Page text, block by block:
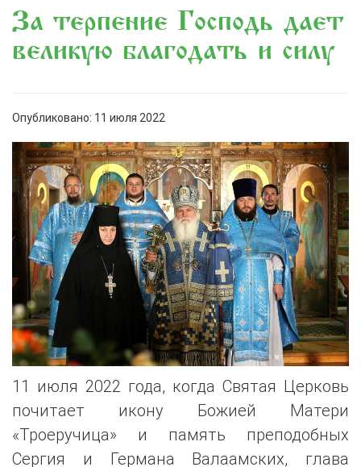
За терпение Господь дает
великую благодать и силу
Опубликовано: 11 июля 2022
11 июля 2022 года, когда Святая Церковь
почитает икону Божией Матери
«Троеручица» и память преподобных
Сергия и Германа Валаамских, глава